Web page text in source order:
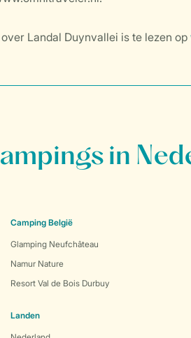
Landal Duynvallei is te lezen op
in
Camping België
Glamping Neufchâteau
Namur Nature
Resort Val de Bois Durbuy
Landen